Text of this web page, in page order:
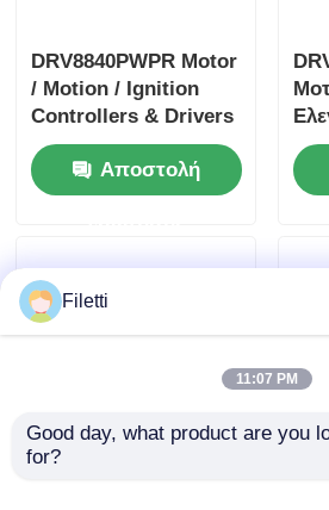
DRV8840PWPR Motor
/ Motion / Ignition
Controllers & Drivers
5A Διοδηγός
κινητήρα συνεχούς
ρεύματος με
Αποστολή
με
Filetti
11:07 PM
Good day, what product are you
for?